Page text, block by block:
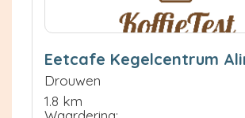
Eetcafe Kegelcentrum
Drouwen
1.8 km